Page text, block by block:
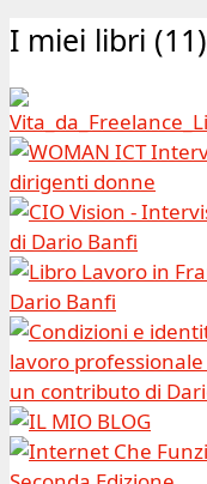
Archivio
I miei libri (11)